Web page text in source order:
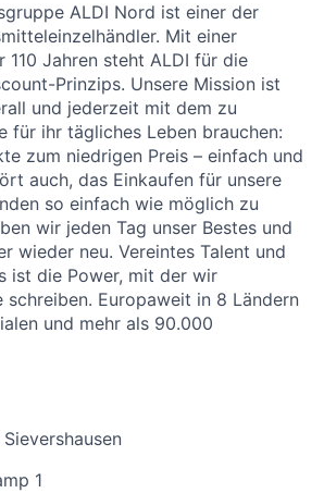
ALDI Nord ist einer der
Mit einer
110 Jahren steht ALDI für die
Prinzips. Unsere Mission ist
und jederzeit mit dem zu
für ihr tägliches Leben brauchen:
zum niedrigen Preis – einfach und
auch, das Einkaufen für unsere
so einfach wie möglich zu
wir jeden Tag unser Bestes und
wieder neu. Vereintes Talent und
ist die Power, mit der wir
Europaweit in 8 Ländern
und mehr als 90.000
1